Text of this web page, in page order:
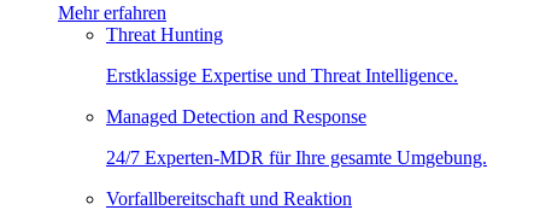
Mehr erfahren
Threat Hunting
Erstklassige Expertise und Threat Intelligence.
Managed Detection and Response
24/7 Experten-MDR für Ihre gesamte Umgebung.
Vorfallbereitschaft und Reaktion